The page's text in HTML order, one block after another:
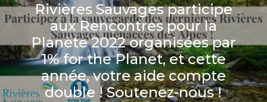
Rivières Sauvages participe
aux Rencontres pour la
Planète 2022 organisées par
1% for the Planet, et cette
année, votre aide compte
double ! Soutenez-nous !